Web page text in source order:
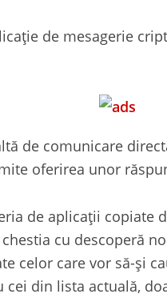
de mesagerie
de comunicare
oferirea unor
de aplicații copiate
cu descoperă
celor care vor să-și
din lista actuală,